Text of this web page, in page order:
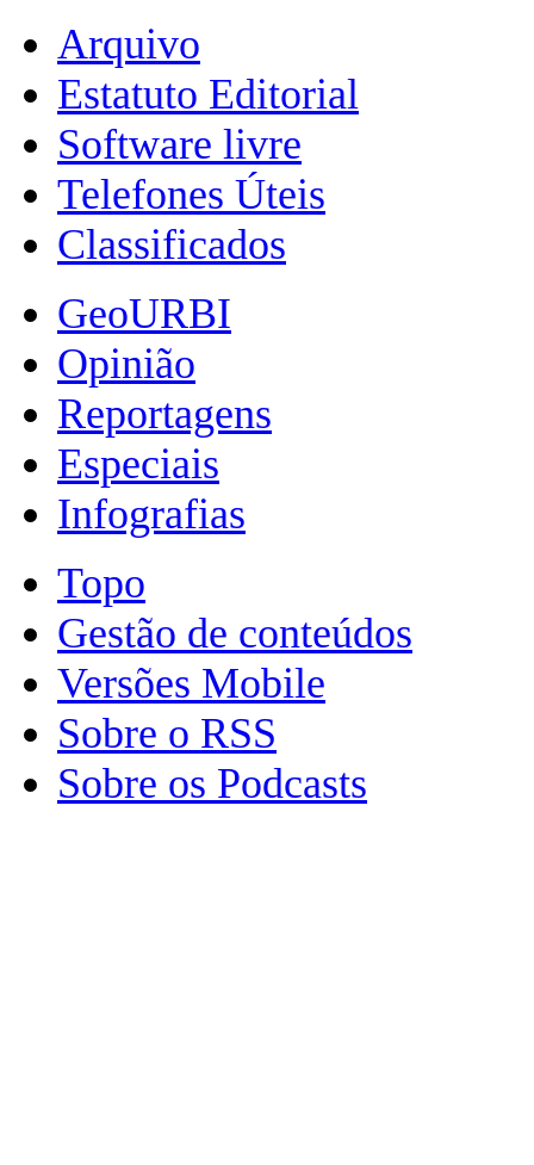
Arquivo
Estatuto Editorial
Software livre
Telefones Úteis
Classificados
GeoURBI
Opinião
Reportagens
Especiais
Infografias
Topo
Gestão de conteúdos
Versões Mobile
Sobre o RSS
Sobre os Podcasts